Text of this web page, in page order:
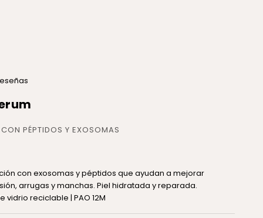
PÉPTIDOS Y EXOSOMAS
con exosomas y péptidos que ayudan a mejorar
arrugas y manchas. Piel hidratada y reparada.
vidrio reciclable | PAO 12M